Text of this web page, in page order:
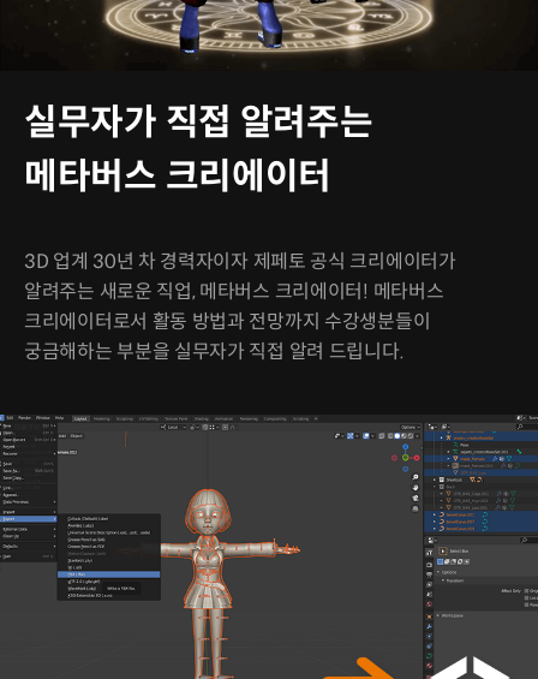
실무자가 직접 알려주는
메타버스 크리에이터
3D 업계 30년 차 경력자이자 제페토 공식 크리에이터가
알려주는 새로운 직업, 메타버스 크리에이터! 메타버스
크리에이터로서 활동 방법과 전망까지 수강생분들이
궁금해하는 부분을 실무자가 직접 알려 드립니다.